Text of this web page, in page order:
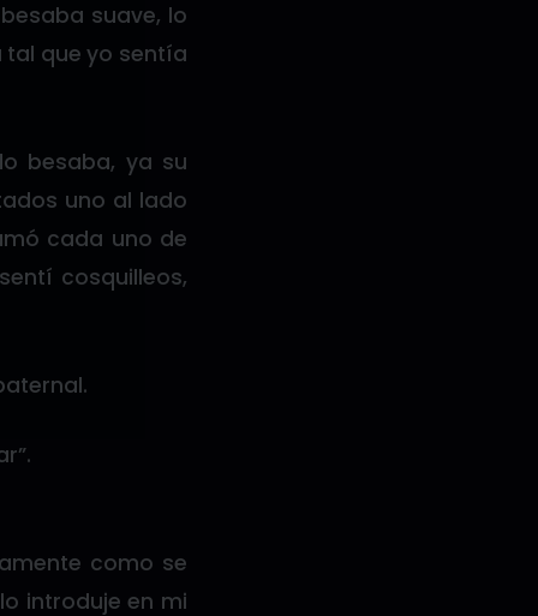
suave, lo
que yo sentía
besaba, ya su
uno al lado
cada uno de
cosquilleos,
como se
introduje en mi